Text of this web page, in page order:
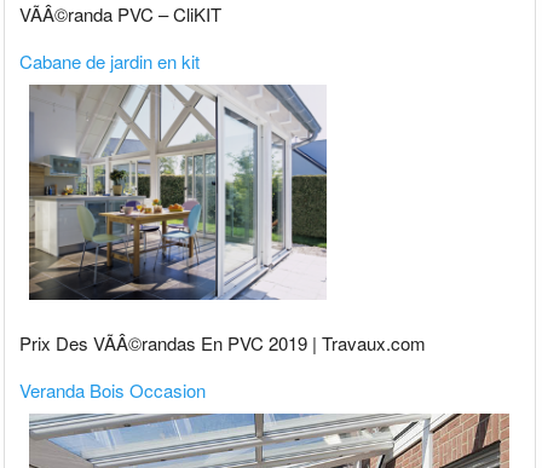
VÃÂ©randa PVC – CliKIT
Cabane de jardin en kit
Prix Des VÃÂ©randas En PVC 2019 | Travaux.com
Veranda Bois Occasion